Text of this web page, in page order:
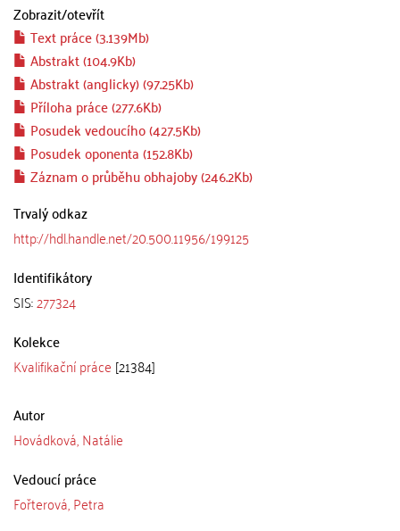
Zobrazit/otevřít
Text práce (3.139Mb)
Abstrakt (104.9Kb)
Abstrakt (anglicky) (97.25Kb)
Příloha práce (277.6Kb)
Posudek vedoucího (427.5Kb)
Posudek oponenta (152.8Kb)
Záznam o průběhu obhajoby (246.2Kb)
Trvalý odkaz
http://hdl.handle.net/20.500.11956/199125
Identifikátory
SIS:277324
Kolekce
Kvalifikační práce [21384]
Autor
Hovádková, Natálie
Vedoucí práce
Fořterová, Petra